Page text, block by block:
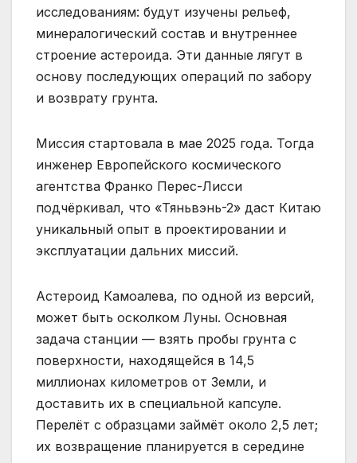
исследованиям: будут изучены рельеф,
минералогический состав и внутреннее
строение астероида. Эти данные лягут в
основу последующих операций по забору
и возврату грунта.
Миссия стартовала в мае 2025 года. Тогда
инженер Европейского космического
агентства Франко Перес-Лисси
подчёркивал, что «Тяньвэнь-2» даст Китаю
уникальный опыт в проектировании и
эксплуатации дальних миссий.
Астероид Камоалева, по одной из версий,
может быть осколком Луны. Основная
задача станции — взять пробы грунта с
поверхности, находящейся в 14,5
миллионах километров от Земли, и
доставить их в специальной капсуле.
Перелёт с образцами займёт около 2,5 лет;
их возвращение планируется в середине